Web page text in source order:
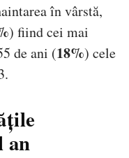
în vârstă,
) fiind cei mai
de ani (18%) cele
an